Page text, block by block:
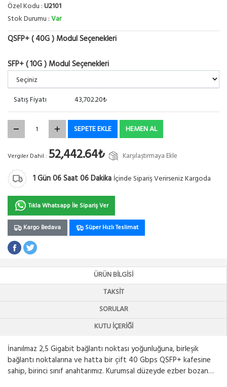
Özel Kodu :U2101
Stok Durumu :Var
QSFP+ ( 40G ) Modul Seçenekleri
SFP+ ( 10G ) Modul Seçenekleri
Satış Fiyatı 43,702.20₺
SEPETE EKLE HEMEN AL
Vergiler Dahil : 52,442.64₺ Karşılaştırmaya Ekle
1Gün06Saat06Dakika İçinde Sipariş Verirseniz Kargoda
Tıkla Whatsapp İle Sipariş Ver
Kargo Bedava Süper Hızlı Teslimat
ÜRÜN BILGISI
TAKSIT
SORULAR
KUTU İÇERIĞI
İnanılmaz 2,5 Gigabit bağlantı noktası yoğunluğuna, birleşik
bağlantı noktalarına ve hatta bir çift 40 Gbps QSFP+ kafesine
sahip, birinci sınıf anahtarımız. Kurumsal düzeyde ezber bozan…